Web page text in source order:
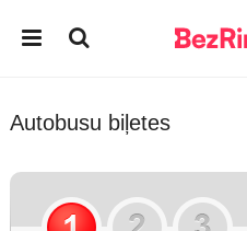
Autobusu biļetes